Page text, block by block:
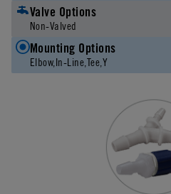
Valve Options
Non-Valved
Mounting Options
Elbow In-Line Tee Y